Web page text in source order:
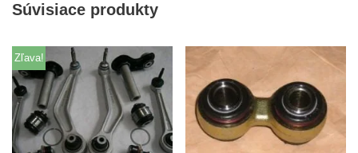
Súvisiace produkty
Zľava!